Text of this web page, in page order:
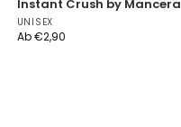
Instant Crush by Mancera
UNISEX
Ab€2,90